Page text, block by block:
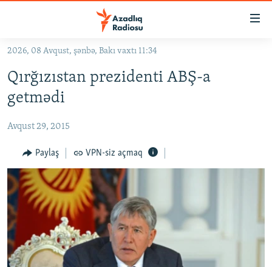
Əsas
qayıt
Əsas
naviqasiyaya
qayıt
#İZAHLA
KORRUPSIOMETR
#ƏSLINDƏ
FƏRQƏ BAX
QANUNI DOĞRU
ARAŞDIRMA
MULTIMEDIA
VIDEO
FOTOQALEREYA
RADIO ARXIV
OXU ZALI
HAQQIMIZDA
2026, 08 Avqust, şənbə, Bakı vaxtı 11:34
Qırğızıstan prezidenti ABŞ-a
getmədi
Avqust 29, 2015
Paylaş VPN-siz açmaq